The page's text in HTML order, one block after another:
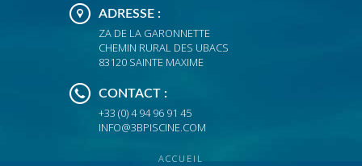
ADRESSE :
ZA DE LA GARONNETTE
CHEMIN RURAL DES UBACS
83120 SAINTE MAXIME
CONTACT :
+33 (0) 4 94 96 91 45
INFO@3BPISCINE.COM
ACCUEIL